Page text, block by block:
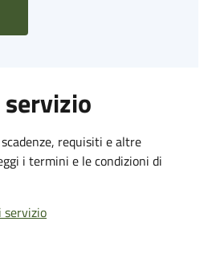
requisiti e altre
i termini e le condizioni di
servizio